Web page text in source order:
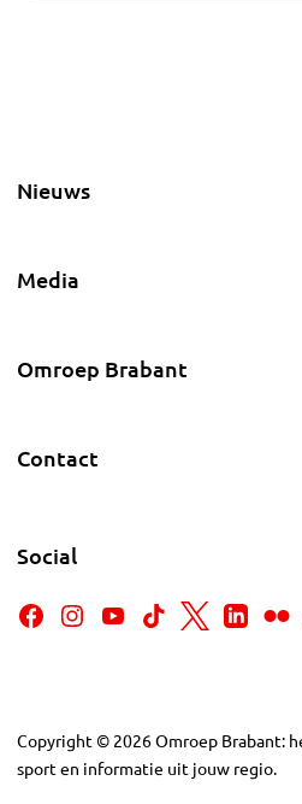
Nieuws
Media
Omroep Brabant
Contact
Social
Copyright © 2026Omroep Brabant:
sport en informatie uit jouw regio.